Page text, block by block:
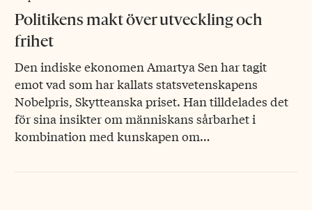
Politikens makt över utveckling och
frihet
Den indiske ekonomen Amartya Sen har tagit
emot vad som har kallats statsvetenskapens
Nobelpris, Skytteanska priset. Han tilldelades det
för sina insikter om människans sårbarhet i
kombination med kunskapen om…